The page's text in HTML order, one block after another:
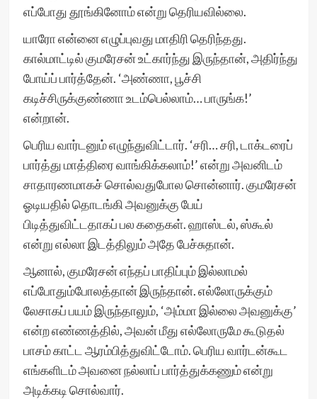
எப்போது தூங்கினோம் என்று தெரியவில்லை.
யாரோ என்னை எழுப்புவது மாதிரி தெரிந்தது.
கால்மாட்டில் குமரேசன் உட்கார்ந்து இருந்தான், அதிர்ந்து
போய்ப் பார்த்தேன். ‘அண்ணா, பூச்சி
கடிச்சிருக்குண்ணா உடம்பெல்லாம்… பாருங்க!’
என்றான்.
பெரிய வார்டனும் எழுந்துவிட்டார். ‘சரி… சரி, டாக்டரைப்
பார்த்து மாத்திரை வாங்கிக்கலாம்!’ என்று அவனிடம்
சாதாரணமாகச் சொல்வதுபோல சொன்னார். குமரேசன்
ஓடியதில் தொடங்கி அவனுக்கு பேய்
பிடித்துவிட்டதாகப் பல கதைகள். ஹாஸ்டல், ஸ்கூல்
என்று எல்லா இடத்திலும் அதே பேச்சுதான்.
ஆனால், குமரேசன் எந்தப் பாதிப்பும் இல்லாமல்
எப்போதும்போலத்தான் இருந்தான். எல்லோருக்கும்
லேசாகப் பயம் இருந்தாலும், ‘அம்மா இல்லை அவனுக்கு’
என்ற எண்ணத்தில், அவன் மீது எல்லோருமே கூடுதல்
பாசம் காட்ட ஆரம்பித்துவிட்டோம். பெரிய வார்டன்கூட
எங்களிடம் அவனை நல்லாப் பார்த்துக்கணும் என்று
அடிக்கடி சொல்வார்.